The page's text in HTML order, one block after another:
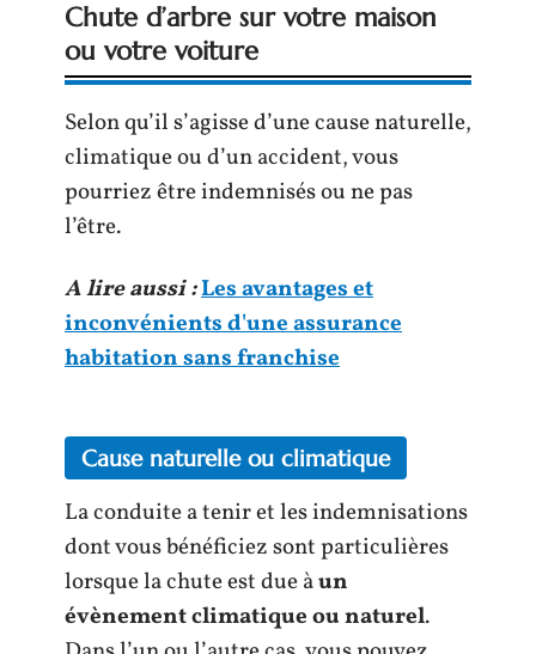
Chute d’arbre sur votre maison
ou votre voiture
Selon qu’il s’agisse d’une cause naturelle,
climatique ou d’un accident, vous
pourriez être indemnisés ou ne pas
l’être.
A lire aussi :Les avantages et
inconvénients d'une assurance
habitation sans franchise
Cause naturelle ou climatique
La conduite a tenir et les indemnisations
dont vous bénéficiez sont particulières
lorsque la chute est due àun
évènement climatique ou naturel.